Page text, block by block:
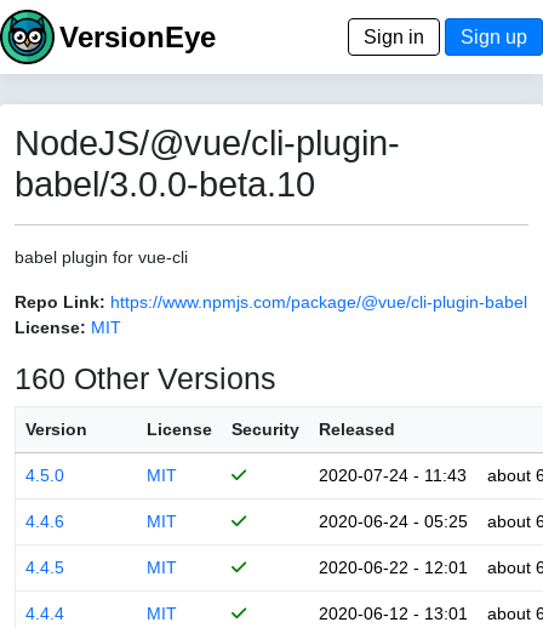
VersionEye Sign in Sign up
NodeJS/@vue/cli-plugin-
babel/3.0.0-beta.10
babel plugin for vue-cli
Repo Link: https://www.npmjs.com/package/@vue/cli-plugin-babel
License: MIT
160 Other Versions
Version License Security Released
4.5.0 MIT 2020-07-24 - 11:43 about
4.4.6 MIT 2020-06-24 - 05:25 about
4.4.5 MIT 2020-06-22 - 12:01 about
4.4.4 MIT 2020-06-12 - 13:01 about